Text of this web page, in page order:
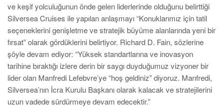
ve keşif yolculuğunun önde gelen liderlerinde olduğunu belirttiği
Silversea Cruises ile yapılan anlaşmayı “Konuklarımız için tatil
seçeneklerini genişletme ve stratejik büyüme alanlarında yeni bir
fırsat” olarak gördüklerini belirtiyor. Richard D. Fain, sözlerine
şöyle devam ediyor: “Yüksek standartlarına ve inovasyon
tarihine bıraktığı izlere derin bir saygı duyduğumuz vizyoner bir
lider olan Manfredi Lefebvre’ye “hoş geldiniz” diyoruz. Manfredi,
Silversea’nın İcra Kurulu Başkanı olarak kalacak ve stratejilerini
uzun vadede sürdürmeye devam edecektir.”